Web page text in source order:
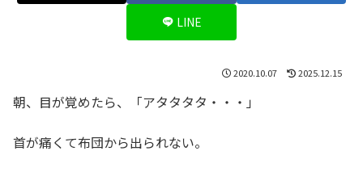
LINE
2020.10.07 2025.12.15
朝、目が覚めたら、「アタタタタ・・・」
首が痛くて布団から出られない。